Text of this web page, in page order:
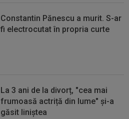
Constantin Pănescu a murit. S-ar
fi electrocutat în propria curte
La 3 ani de la divorț, "cea mai
frumoasă actriță din lume" și-a
găsit liniștea